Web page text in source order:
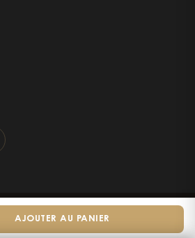
AJOUTER AU PANIER
—
2009
· Français